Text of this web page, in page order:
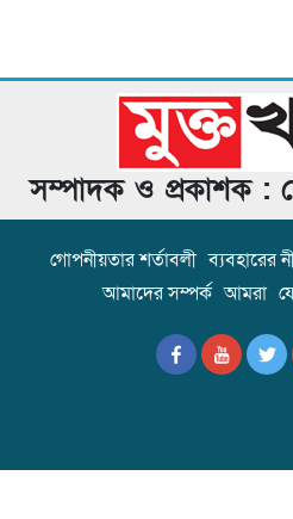
সম্পাদক ও প্রকাশক
গোপনীয়তার শর্তাবলী ব্যবহারের
আমাদের সম্পর্ক আমরা